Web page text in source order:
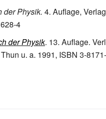
der Physik. 4. Auflage,
4
der Physik. 13. Auflage.
u. a. 1991, ISBN 3-